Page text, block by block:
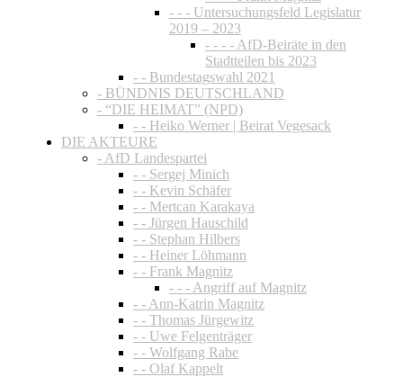
- - - Untersuchungsfeld Legislatur
2019 – 2023
- - - - AfD-Beiräte in den
Stadtteilen bis 2023
- - Bundestagswahl 2021
- BÜNDNIS DEUTSCHLAND
- “DIE HEIMAT” (NPD)
- - Heiko Werner | Beirat Vegesack
DIE AKTEURE
- AfD Landespartei
- - Sergej Minich
- - Kevin Schäfer
- - Mertcan Karakaya
- - Jürgen Hauschild
- - Stephan Hilbers
- - Heiner Löhmann
- - Frank Magnitz
- - - Angriff auf Magnitz
- - Ann-Katrin Magnitz
- - Thomas Jürgewitz
- - Uwe Felgenträger
- - Wolfgang Rabe
- - Olaf Kappelt